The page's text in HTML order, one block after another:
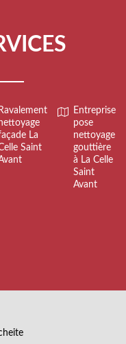
Ravalement
La
Saint
Entreprise
pose
nettoyage
gouttière
à La Celle
Saint
Avant